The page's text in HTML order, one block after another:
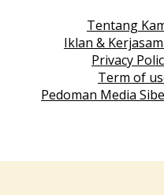
Tentang
Iklan &
Privacy
Term of
Pedoman Media